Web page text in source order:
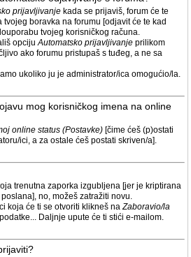
prijavljivanje kada se prijaviš, forum će te
boravka na forumu [odjavit će te kad
tvojeg korisničkog računa.
opcijuAutomatsko prijavljivanje prilikom
ako forumu pristupaš s tuđeg, a ne sa
ukoliko ju je administrator/ica omogućio/la.
mog korisničkog imena na online
online status (Postavke) [čime ćeš (p)ostati
ici, a za ostale ćeš postati skriven/a].
trenutna zaporka izgubljena [jer je kriptirana
no, možeš zatražiti novu.
koja će ti se otvoriti klikneš naZaboravio/la
Daljnje upute će ti stići e-mailom.